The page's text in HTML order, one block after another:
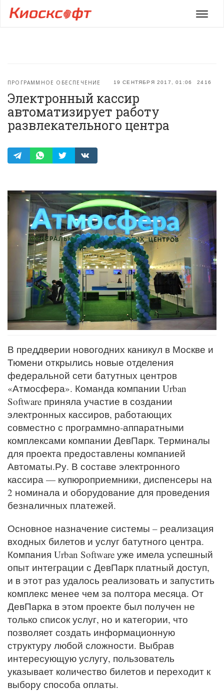
Меню
19 СЕНТЯБРЯ 2017, 01:06 2416
ПРОГРАММНОЕ ОБЕСПЕЧЕНИЕ
Электронный кассир
автоматизирует работу
развлекательного центра
В преддверии новогодних каникул в Москве и
Тюмени открылись новые отделения
федеральной сети батутных центров
«Атмосфера». Команда компании Urban
Software приняла участие в создании
электронных кассиров, работающих
совместно с программно-аппаратными
комплексами компании ДевПарк. Терминалы
для проекта предоставлены компанией
Автоматы.Ру. В составе электронного
кассира — купюроприемники, диспенсеры на
2 номинала и оборудование для проведения
безналичных платежей.
Основное назначение системы – реализация
входных билетов и услуг батутного центра.
Компания Urban Software уже имела успешный
опыт интеграции с ДевПарк платный доступ,
и в этот раз удалось реализовать и запустить
комплекс менее чем за полтора месяца. От
ДевПарка в этом проекте был получен не
только список услуг, но и категории, что
позволяет создать информационную
структуру любой сложности. Выбрав
интересующую услугу, пользователь
указывает количество билетов и переходит к
выбору способа оплаты.